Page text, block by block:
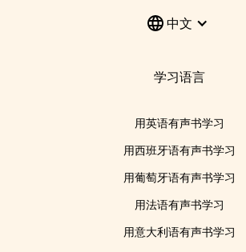
中文
学习语言
用英语有声书学习
用西班牙语有声书学习
用葡萄牙语有声书学习
用法语有声书学习
用意大利语有声书学习